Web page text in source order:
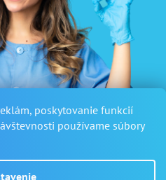
poskytovanie funkcií
používame súbory